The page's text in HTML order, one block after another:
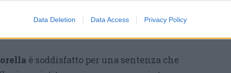
Data Deletion Data Access Privacy Policy
un euro da quelle tessere e
riconosciuto» – ha detto subito dopo la
è soddisfatto per una sentenza che